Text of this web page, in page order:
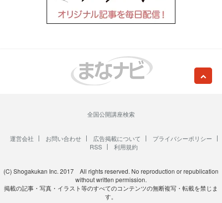
全国公開講座検索
運営会社 お問い合わせ 広告掲載について
プライバシーポリシー
RSS
利用規約
(C) Shogakukan Inc. 2017 All rights reserved. No reproduction or republication
without written permission.
掲載の記事・写真・イラスト等のすべてのコンテンツの無断複写・転載を禁じま
す。